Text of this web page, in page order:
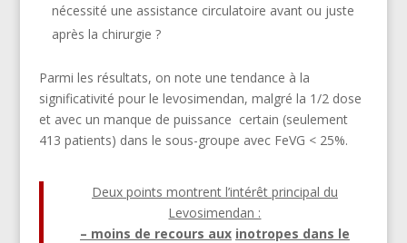
nécessité une assistance circulatoire avant ou juste
après la chirurgie ?
Parmi les résultats, on note une tendance à la
significativité pour le levosimendan, malgré la 1/2 dose
et avec un manque de puissance certain (seulement
413 patients) dans le sous-groupe avec FeVG < 25%.
Deux points montrent l’intérêt principal du
Levosimendan :
– moins de recours aux inotropes dans le